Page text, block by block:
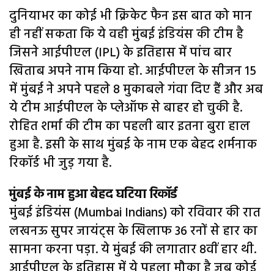
दुनियाभर का कोई भी क्रिकेट फैन इस बात को मान
ही नहीं सकता कि ये वही मुंबई इंडियंस की टीम है
जिसने आईपीएल (IPL) के इतिहास में पांच बार
खिताब अपने नाम किया हो. आईपीएल के सीजन 15
में मुंबई ने अपने पहले 8 मुकाबले गंवा दिए हैं और अब
ये टीम आईपीएल के प्लेऑफ से बाहर हो चुकी है.
रोहित शर्मा की टीम का पहली बार इतना बुरा हाल
हुआ है. इसी के साथ मुंबई के नाम एक बेहद शर्मनाक
रिकॉर्ड भी जुड़ गया है.
मुंबई के नाम हुआ बेहद घटिया रिकॉर्ड
मुंबई इंडियंस (Mumbai Indians) को रविवार की रात
लखनऊ सुपर जायंट्स के खिलाफ 36 रनों से हार का
सामना करना पड़ा. ये मुंबई की लगातार 8वीं हार थी.